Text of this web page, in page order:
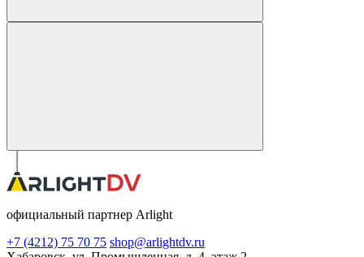
официальный партнер Arlight
+7 (4212) 75 70 75 shop@arlightdv.ru